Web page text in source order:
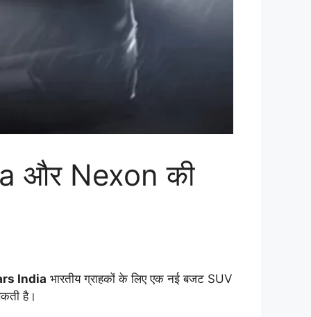
और Nexon की
India भारतीय ग्राहकों के लिए एक नई बजट SUV
है।